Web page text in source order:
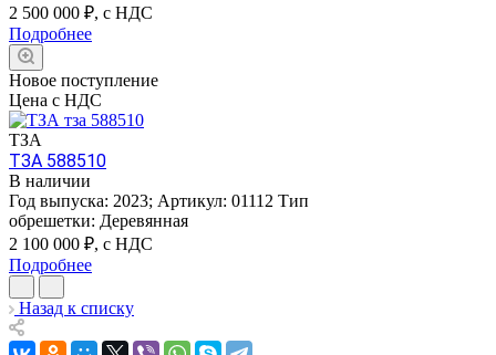
2 500 000 ₽, с НДС
Подробнее
Новое поступление
Цена с НДС
ТЗА
ТЗА 588510
В наличии
Год выпуска: 2023; Артикул: 01112 Тип
обрешетки: Деревянная
2 100 000 ₽, с НДС
Подробнее
Назад к списку